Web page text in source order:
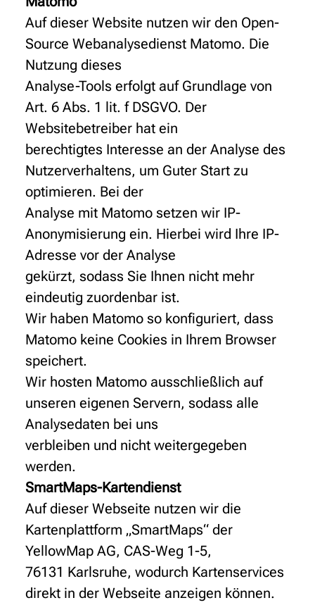
Auf dieser Website nutzen wir den Open-
Source Webanalysedienst Matomo. Die
Nutzung dieses
Analyse-Tools erfolgt auf Grundlage von
Art. 6 Abs. 1 lit. f DSGVO. Der
Websitebetreiber hat ein
berechtigtes Interesse an der Analyse des
Nutzerverhaltens, um Guter Start zu
optimieren. Bei der
Analyse mit Matomo setzen wir IP-
Anonymisierung ein. Hierbei wird Ihre IP-
Adresse vor der Analyse
gekürzt, sodass Sie Ihnen nicht mehr
eindeutig zuordenbar ist.
Wir haben Matomo so konfiguriert, dass
Matomo keine Cookies in Ihrem Browser
speichert.
Wir hosten Matomo ausschließlich auf
unseren eigenen Servern, sodass alle
Analysedaten bei uns
verbleiben und nicht weitergegeben
werden.
SmartMaps-Kartendienst
Auf dieser Webseite nutzen wir die
Kartenplattform „SmartMaps“ der
YellowMap AG, CAS-Weg 1-5,
76131 Karlsruhe, wodurch Kartenservices
direkt in der Webseite anzeigen können.